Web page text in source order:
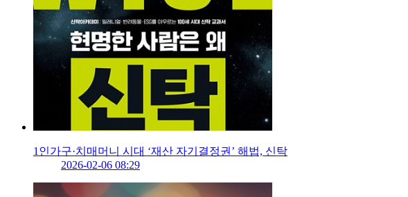
1인가구·치매머니 시대 ‘재산 자기결정권’ 해법, 신탁
2026-02-06 08:29